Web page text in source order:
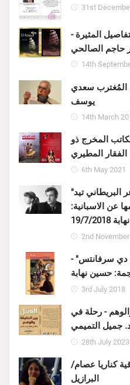
31st
المثيرة -
حاجم الصالحي
14th
المُغترب سعدي
يوسف
14th March
المخرج ذو
الفقار المطيري
6th May 2021
"القصيدة الأخيرة للشاعر البريطاني تيد
عن الاسبانية:
7/2018
2nd
دي سرفانتس" -
حسين نهابة
3rd July 2018
- رحلة في
جميل التميمي
28th July 2023
كناريا عصام/
البرازيل